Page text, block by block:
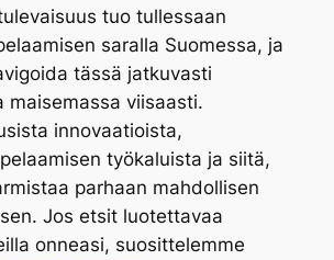
tuo tullessaan
saralla Suomessa, ja
tässä jatkuvasti
maisemassa viisaasti.
innovaatioista,
työkaluista ja siitä,
parhaan mahdollisen
Jos etsit luotettavaa
onneasi, suosittelemme